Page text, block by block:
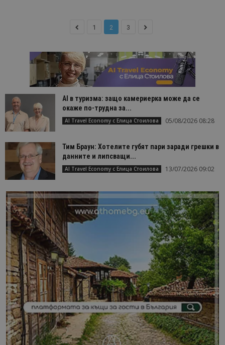
1 2 3
AI в туризма: защо камериерка може да се
окаже по-трудна за...
AI Travel Economy с Елица Стоилова 05/08/2026 08:28
Тим Браун: Хотелите губят пари заради грешки в
данните и липсващи...
AI Travel Economy с Елица Стоилова 13/07/2026 09:02